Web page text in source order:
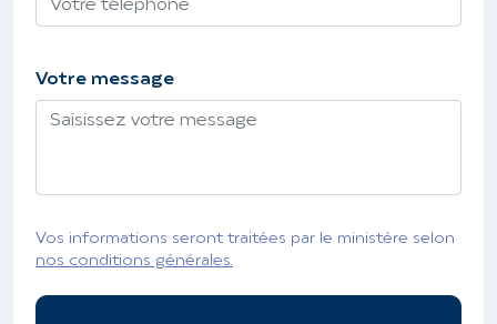
Votre message
Vos informations seront traitées par le ministère selon
nos conditions générales.